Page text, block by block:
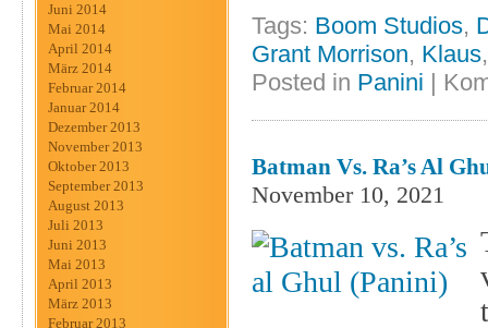
Juni 2014
Mai 2014
April 2014
März 2014
Februar 2014
Januar 2014
Dezember 2013
November 2013
Oktober 2013
September 2013
August 2013
Juli 2013
Juni 2013
Mai 2013
April 2013
März 2013
Februar 2013
Tags: Boom Studios,
Grant Morrison, Klaus
Posted in Panini
Batman Vs. Ra’s Al
November 10, 2021